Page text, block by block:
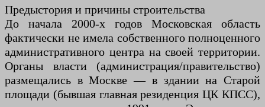
Предыстория и причины строительства
До начала 2000-х годов Московская область
фактически не имела собственного полноценного
административного центра на своей территории.
Органы власти (администрация/правительство)
размещались в Москве — в здании на Старой
площади (бывшая главная резиденция ЦК КПСС),